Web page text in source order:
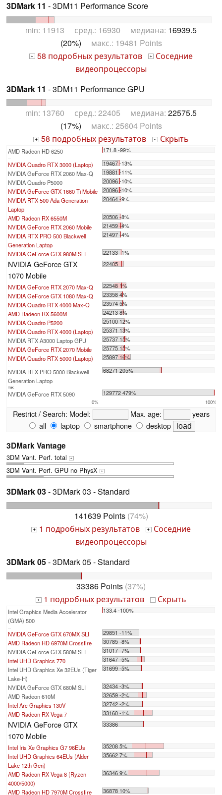
3DMark 11 - 3DM11 Performance Score
min: 11913 сред.: 16930 медиана: 16939.5
(20%) макс.: 19481 Points
+ 58 подробных результатов +
Соседние
видеопроцессоры
3DMark 11 - 3DM11 Performance GPU
min: 13760 сред.: 22405 медиана: 22575.5
(17%) макс.: 25604 Points
+ 58 подробных результатов - Скрыть
AMD Radeon HD 6250 171.8 -99%
...
NVIDIA Quadro RTX 3000 (Laptop)
19467 -13%
NVIDIA GeForce RTX 2060 Max-Q
19881 -11%
NVIDIA Quadro P5000
20096 -10%
NVIDIA GeForce GTX 1660 Ti Mobile
20096 -10%
NVIDIA RTX 500 Ada Generation
Laptop
20464 -9%
AMD Radeon RX 6550M
20506 -8%
NVIDIA GeForce RTX 2060 Mobile
21459 -4%
NVIDIA RTX PRO 500 Blackwell
Generation Laptop
21497 -4%
NVIDIA GeForce GTX 980M SLI 22133 -1%
NVIDIA GeForce GTX
1070 Mobile
22405
NVIDIA GeForce RTX 2070 Max-Q
22548 1%
NVIDIA GeForce GTX 1080 Max-Q
23358 4%
NVIDIA Quadro RTX 4000 Max-Q
23574 5%
AMD Radeon RX 5600M
24213 8%
NVIDIA Quadro P5200
25100 12%
NVIDIA Quadro RTX 4000 (Laptop)
25371 13%
NVIDIA RTX A3000 Laptop GPU
25737 15%
NVIDIA GeForce RTX 2070 Mobile
25775 15%
NVIDIA Quadro RTX 5000 (Laptop)
25897 16%
...
NVIDIA RTX PRO 5000 Blackwell
Generation Laptop
68271 205%
max:
NVIDIA GeForce RTX 5090 129772 479%
0% 100%
Restrict / Search: Model: Max. age:
years
all
laptop smartphone desktop
3DMark Vantage
3DM Vant. Perf. total +
3DM Vant. Perf. GPU no PhysX +
3DMark 03- 3DMark 03 - Standard
141639 Points(74%)
+ 1 подробных результатов + Соседние
видеопроцессоры
3DMark 05- 3DMark 05 - Standard
33386 Points (37%)
+ 1 подробных результатов - Скрыть
Intel Graphics Media Accelerator
(GMA) 500
133.4 -100%
...
NVIDIA GeForce GTX 670MX SLI
29851 -11%
AMD Radeon HD 6970M Crossfire
30785 -8%
NVIDIA GeForce GTX 580M SLI
31017 -7%
Intel UHD Graphics 770
31647 -5%
Intel UHD Graphics Xe 32EUs (Tiger
Lake-H)
31699 -5%
NVIDIA GeForce GTX 680M SLI
32434 -3%
AMD Radeon 610M
32659 -2%
Intel Arc Graphics 130V
32742 -2%
AMD Radeon RX Vega 7
33160 -1%
NVIDIA GeForce GTX
1070 Mobile
33386
Intel Iris Xe Graphics G7 96EUs
35208 5%
Intel UHD Graphics 64EUs (Alder
Lake 12th Gen)
35662 7%
AMD Radeon RX Vega 8 (Ryzen
4000/5000)
36346 9%
AMD Radeon HD 7970M Crossfire 36878 10%